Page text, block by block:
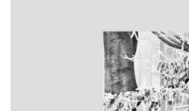
Ryan Gander